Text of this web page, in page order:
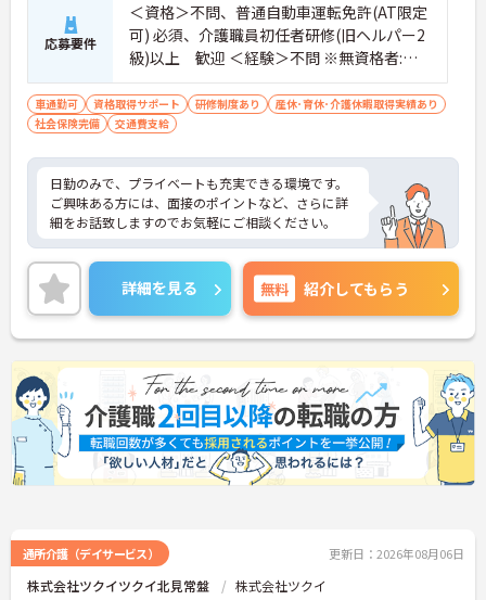
応募要件
＜資格＞不問、普通自動車運転免許(AT限定
可) 必須、介護職員初任者研修(旧ヘルパー2
級)以上 歓迎 ＜経験＞不問 ※無資格者:入
社半年以内に会社負担で認知症介護基礎研
修受講
車通勤可 資格取得サポート 研修制度あり
産休･育休･介護休暇取得実績あり
社会保険完備
交通費支給
日勤のみで、プライベートも充実できる環境です。
ご興味ある方には、面接のポイントなど、さらに詳
細をお話致しますのでお気軽にご相談ください。
詳細を見る 無料 紹介してもらう
通所介護（デイサービス） 更新日：2026年08月06日
株式会社ツクイツクイ北見常盤 株式会社ツクイ